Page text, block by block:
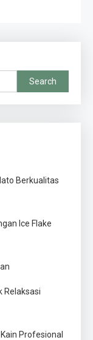
Search
Berkualitas
Ice Flake
Relaksasi
Profesional